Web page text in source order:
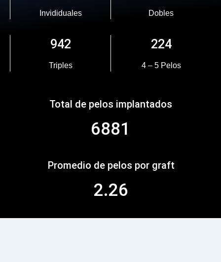
Invididuales Dobles
942
Triples
224
4 – 5 Pelos
Total de pelos implantados
6881
Promedio de pelos por graft
2.26